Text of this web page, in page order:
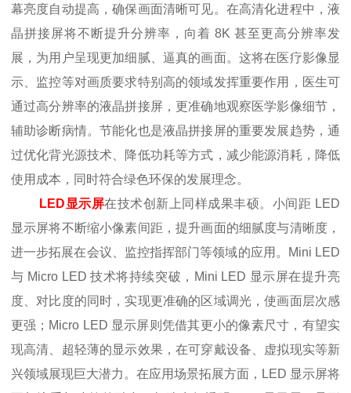
幕亮度自动提高，确保画面清晰可见。在高清化进程中，液
晶拼接屏将不断提升分辨率，向着 8K 甚至更高分辨率发
展，为用户呈现更加细腻、逼真的画面。这将在医疗影像显
示、监控等对画质要求特别高的领域发挥重要作用，医生可
通过高分辨率的液晶拼接屏，更准确地观察医学影像细节，
辅助诊断病情。节能化也是液晶拼接屏的重要发展趋势，通
过优化背光源技术、降低功耗等方式，减少能源消耗，降低
使用成本，同时符合绿色环保的发展理念。
LED显示屏在技术创新上同样成果丰硕。小间距 LED
显示屏将不断缩小像素间距，提升画面的细腻度与清晰度，
进一步拓展在会议、监控指挥部门等领域的应用。Mini LED
与 Micro LED 技术将持续突破，Mini LED 显示屏在提升亮
度、对比度的同时，实现更准确的区域调光，使画面层次感
更强；Micro LED 显示屏则凭借其更小的像素尺寸，有望实
现高清、超轻薄的显示效果，在可穿戴设备、虚拟现实等新
兴领域展现巨大潜力。在应用场景拓展方面，LED 显示屏将